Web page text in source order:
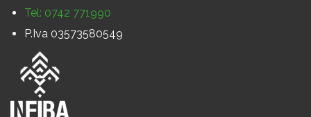
Tel: 0742 771990
P.Iva 03573580549